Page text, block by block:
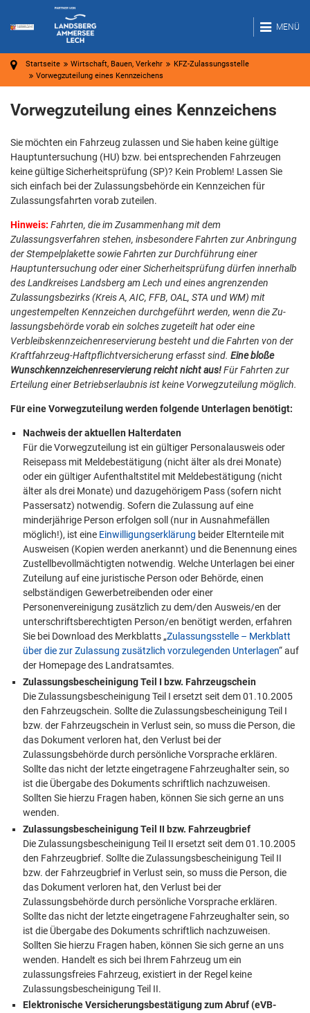
MENÜ
Startseite Wirtschaft, Bauen, Verkehr
KFZ-Zulassungsstelle
Vorwegzuteilung eines Kennzeichens
Vorwegzuteilung eines Kennzeichens
Sie möchten ein Fahrzeug zulassen und Sie haben keine gültige
Hauptuntersuchung (HU) bzw. bei entsprechenden Fahrzeugen
keine gültige Sicherheitsprüfung (SP)? Kein Problem! Lassen Sie
sich einfach bei der Zulassungsbehörde ein Kennzeichen für
Zulassungsfahrten vorab zuteilen.
Hinweis: Fahrten, die im Zusammenhang mit dem
Zulassungsverfahren stehen, insbesondere Fahrten zur Anbringung
der Stempelplakette sowie Fahrten zur Durchführung einer
Hauptuntersuchung oder einer Sicherheitsprüfung dürfen innerhalb
des Landkreises Landsberg am Lech und eines angrenzenden
Zulassungsbezirks (Kreis A, AIC, FFB, OAL, STA und WM) mit
ungestempelten Kennzeichen durchgeführt werden, wenn die Zu-
lassungsbehörde vorab ein solches zugeteilt hat oder eine
Verbleibskennzeichenreservierung besteht und die Fahrten von der
Kraftfahrzeug-Haftpflichtversicherung erfasst sind. Eine bloße
Wunschkennzeichenreservierung reicht nicht aus!Für Fahrten zur
Erteilung einer Betriebserlaubnis ist keine Vorwegzuteilung möglich.
Für eine Vorwegzuteilung werden folgende Unterlagen benötigt:
Nachweis der aktuellen Halterdaten
Für die Vorwegzuteilung ist ein gültiger Personalausweis oder
Reisepass mit Meldebestätigung (nicht älter als drei Monate)
oder ein gültiger Aufenthaltstitel mit Meldebestätigung (nicht
älter als drei Monate) und dazugehörigem Pass (sofern nicht
Passersatz) notwendig. Sofern die Zulassung auf eine
minderjährige Person erfolgen soll (nur in Ausnahmefällen
möglich!), ist eine Einwilligungserklärung beider Elternteile mit
Ausweisen (Kopien werden anerkannt) und die Benennung eines
Zustellbevollmächtigten notwendig. Welche Unterlagen bei einer
Zuteilung auf eine juristische Person oder Behörde, einen
selbständigen Gewerbetreibenden oder einer
Personenvereinigung zusätzlich zu dem/den Ausweis/en der
unterschriftsberechtigten Person/en benötigt werden, erfahren
Sie bei Download des Merkblatts „Zulassungsstelle – Merkblatt
über die zur Zulassung zusätzlich vorzulegenden Unterlagen“ auf
der Homepage des Landratsamtes.
Zulassungsbescheinigung Teil I bzw. Fahrzeugschein
Die Zulassungsbescheinigung Teil I ersetzt seit dem 01.10.2005
den Fahrzeugschein. Sollte die Zulassungsbescheinigung Teil I
bzw. der Fahrzeugschein in Verlust sein, so muss die Person, die
das Dokument verloren hat, den Verlust bei der
Zulassungsbehörde durch persönliche Vorsprache erklären.
Sollte das nicht der letzte eingetragene Fahrzeughalter sein, so
ist die Übergabe des Dokuments schriftlich nachzuweisen.
Sollten Sie hierzu Fragen haben, können Sie sich gerne an uns
wenden.
Zulassungsbescheinigung Teil II bzw. Fahrzeugbrief
Die Zulassungsbescheinigung Teil II ersetzt seit dem 01.10.2005
den Fahrzeugbrief. Sollte die Zulassungsbescheinigung Teil II
bzw. der Fahrzeugbrief in Verlust sein, so muss die Person, die
das Dokument verloren hat, den Verlust bei der
Zulassungsbehörde durch persönliche Vorsprache erklären.
Sollte das nicht der letzte eingetragene Fahrzeughalter sein, so
ist die Übergabe des Dokuments schriftlich nachzuweisen.
Sollten Sie hierzu Fragen haben, können Sie sich gerne an uns
wenden. Handelt es sich bei Ihrem Fahrzeug um ein
zulassungsfreies Fahrzeug, existiert in der Regel keine
Zulassungsbescheinigung Teil II.
Elektronische Versicherungsbestätigung zum Abruf (eVB-